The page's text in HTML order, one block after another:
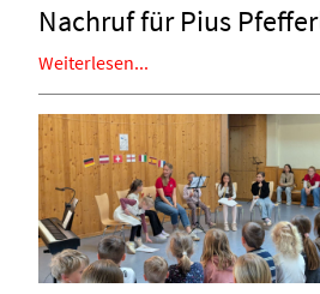
Nachruf für Pius
Weiterlesen...